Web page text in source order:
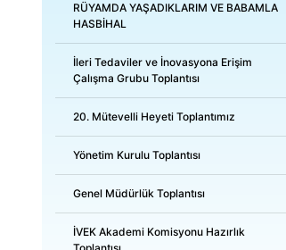
RÜYAMDA YAŞADIKLARIM VE BABAMLA
HASBİHAL
İleri Tedaviler ve İnovasyona Erişim
Çalışma Grubu Toplantısı
20. Mütevelli Heyeti Toplantımız
Yönetim Kurulu Toplantısı
Genel Müdürlük Toplantısı
İVEK Akademi Komisyonu Hazırlık